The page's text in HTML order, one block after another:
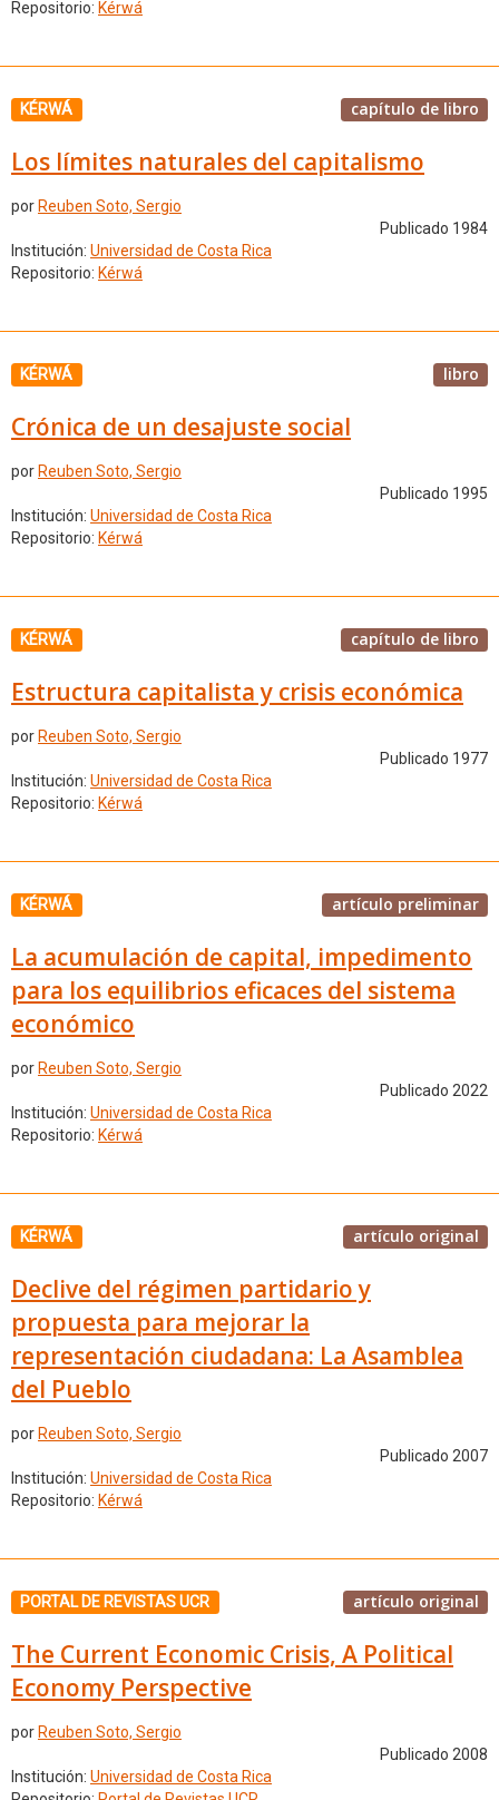
Repositorio: Kérwá
KÉRWÁ capítulo de libro
Los límites naturales del capitalismo
por Reuben Soto, Sergio
Publicado 1984
Institución: Universidad de Costa Rica
Repositorio: Kérwá
KÉRWÁ libro
Crónica de un desajuste social
por Reuben Soto, Sergio
Publicado 1995
Institución: Universidad de Costa Rica
Repositorio: Kérwá
KÉRWÁ capítulo de libro
Estructura capitalista y crisis económica
por Reuben Soto, Sergio
Publicado 1977
Institución: Universidad de Costa Rica
Repositorio: Kérwá
KÉRWÁ artículo preliminar
La acumulación de capital, impedimento
para los equilibrios eficaces del sistema
económico
por Reuben Soto, Sergio
Publicado 2022
Institución: Universidad de Costa Rica
Repositorio: Kérwá
KÉRWÁ artículo original
Declive del régimen partidario y
propuesta para mejorar la
representación ciudadana: La Asamblea
del Pueblo
por Reuben Soto, Sergio
Publicado 2007
Institución: Universidad de Costa Rica
Repositorio: Kérwá
PORTAL DE REVISTAS UCR artículo original
The Current Economic Crisis, A Political
Economy Perspective
por Reuben Soto, Sergio
Publicado 2008
Institución: Universidad de Costa Rica